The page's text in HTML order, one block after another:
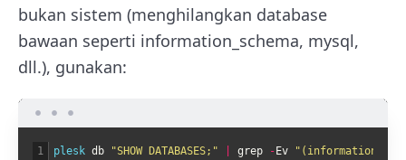
bukan sistem (menghilangkan database
bawaan seperti information_schema, mysql,
dll.), gunakan:
1 plesk db "SHOW DATABASES;" grep -Ev